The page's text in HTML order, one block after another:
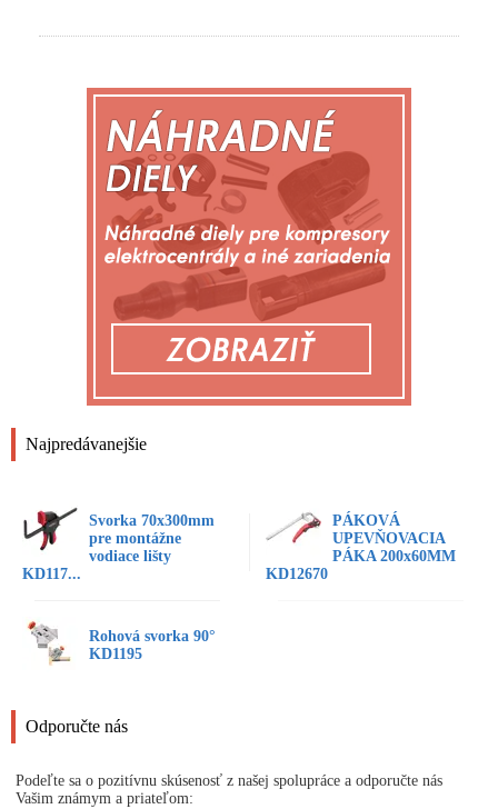
Najpredávanejšie
Svorka 70x300mm
pre montážne
vodiace lišty
KD117...
PÁKOVÁ
UPEVŇOVACIA
PÁKA 200x60MM
KD12670
Rohová svorka 90°
KD1195
Odporučte nás
Podeľte sa o pozitívnu skúsenosť z našej spolupráce a odporučte nás
Vašim známym a priateľom: